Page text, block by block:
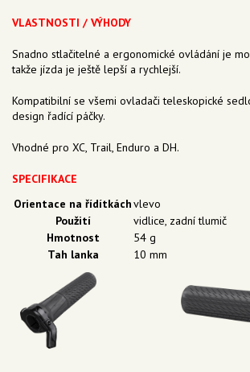
VLASTNOSTI / VÝHODY
Snadno stlačitelné a ergonomické ovládání je
takže jízda je ještě lepší a rychlejší.
Kompatibilní se všemi ovladači teleskopické
design řadící páčky.
Vhodné pro XC, Trail, Enduro a DH.
SPECIFIKACE
Orientace na řídítkáchvlevo
Použití
vidlice, zadní tlumič
Hmotnost
54 g
Tah lanka
10 mm